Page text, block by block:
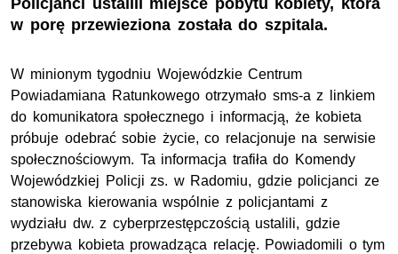
Policjanci ustalili miejsce pobytu kobiety, która
w porę przewieziona została do szpitala.
W minionym tygodniu Wojewódzkie Centrum
Powiadamiana Ratunkowego otrzymało sms-a z linkiem
do komunikatora społecznego i informacją, że kobieta
próbuje odebrać sobie życie, co relacjonuje na serwisie
społecznościowym. Ta informacja trafiła do Komendy
Wojewódzkiej Policji zs. w Radomiu, gdzie policjanci ze
stanowiska kierowania wspólnie z policjantami z
wydziału dw. z cyberprzestępczością ustalili, gdzie
przebywa kobieta prowadząca relację. Powiadomili o tym